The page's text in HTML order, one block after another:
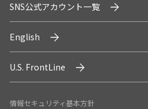
SNS公式アカウント一覧
English
U.S. FrontLine
情報セキュリティ基本方針